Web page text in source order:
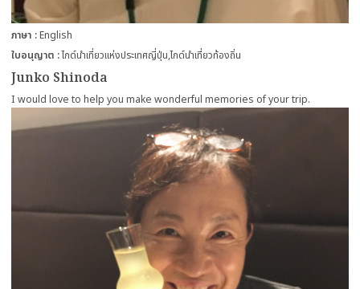
Junko Shinoda
ภาษา English
ใบอนุญาต ไกด์นำเที่ยวแห่งประเทศญี่ปุ่นไกด์นำเที่ยวท้องถิ่น
I would love to help you make wonderful memories of your trip.
more